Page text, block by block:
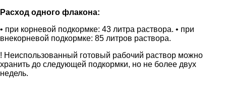
Расход одного флакона:
• при корневой подкормке: 43 литра раствора. • при
внекорневой подкормке: 85 литров раствора.
! Неиспользованный готовый рабочий раствор можно
хранить до следующей подкормки, но не более двух
недель.